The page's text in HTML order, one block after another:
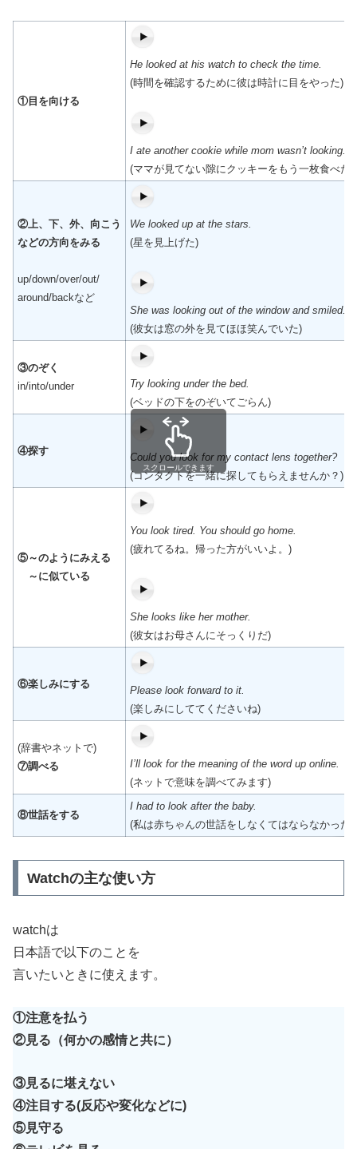
①目を向ける
He looked at his watch to check the time.
(時間を確認するために彼は時計に目をやった)
I ate another cookie while mom wasn’t looking.
(ママが見てない隙にクッキーをもう一枚食べた)
②上、下、外、向こう
などの方向をみる
up/down/over/out/
around/backなど
We looked up at the stars.
(星を見上げた)
She was looking out of the window and smiled.
(彼女は窓の外を見てほほ笑んでいた)
③のぞく
in/into/under
Try looking under the bed.
(ベッドの下をのぞいてごらん)
④探す
Could you look for my contact lens together?
(コンタクトを一緒に探してもらえませんか？)
⑤～のようにみえる
～に似ている
You look tired. You should go home.
(疲れてるね。帰った方がいいよ。)
She looks like her mother.
(彼女はお母さんにそっくりだ)
⑥楽しみにする
Please look forward to it.
(楽しみにしててくださいね)
(辞書やネットで)
⑦調べる
I’ll look for the meaning of the word up online.
(ネットで意味を調べてみます)
⑧世話をする
I had to look after the baby.
(私は赤ちゃんの世話をしなくてはならなかった)
スクロールできます
Watchの主な使い方
watchは
日本語で以下のことを
言いたいときに使えます。
①注意を払う
②見る（何かの感情と共に）
③見るに堪えない
④注目する(反応や変化などに)
⑤見守る